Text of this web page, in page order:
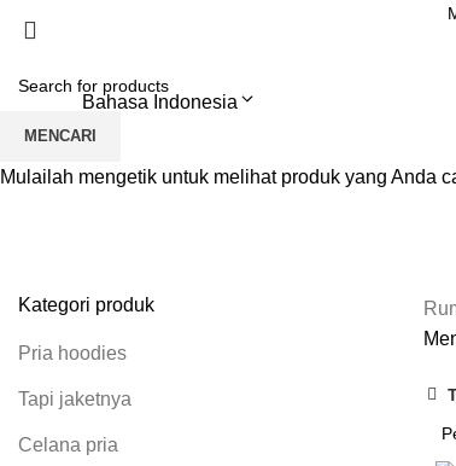
Bahasa Indonesia
Kategori produk
Pria hoodies
Tapi jaketnya
Celana pria
MENCARI
Mulailah mengetik untuk melihat produk yang Anda